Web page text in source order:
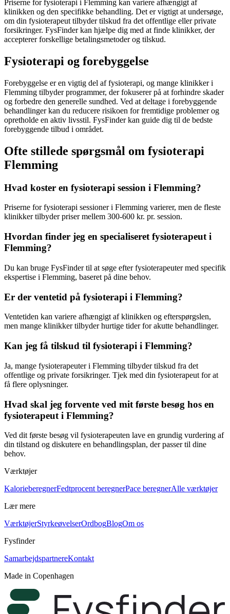
Priserne forfysioterapi i Flemming kan variere afhængigt af
klinikken og den specifikke behandling. Det er vigtigt at undersøge,
om din fysioterapeut tilbyder tilskud fra det offentlige eller private
forsikringer. FysFinder kan hjælpe dig med at finde klinikker, der
accepterer forskellige betalingsmetoder og tilskud.
Fysioterapi og forebyggelse
Forebyggelse er en vigtig del affysioterapi, og mange klinikker i
Flemming tilbyder programmer, der fokuserer på at forhindre skader
og forbedre den generelle sundhed. Ved at deltage i forebyggende
behandlinger kan du reducere risikoen for fremtidige problemer og
opretholde en aktiv livsstil. FysFinder kan guide dig til de bedste
forebyggende tilbud i området.
Ofte stillede spørgsmål om fysioterapi
Flemming
Hvad koster en fysioterapi session i Flemming?
Priserne forfysioterapi sessioner i Flemming varierer, men de fleste
klinikker tilbyder priser mellem 300-600 kr. pr. session.
Hvordan finder jeg en specialiseret fysioterapeut i
Flemming?
Du kan bruge FysFinder til at søge efter fysioterapeuter med specifik
ekspertise i Flemming, baseret på dine behov.
Er der ventetid på fysioterapi i Flemming?
Ventetiden kan variere afhængigt af klinikken og efterspørgslen,
men mange klinikker tilbyder hurtige tider for akutte behandlinger.
Kan jeg få tilskud til fysioterapi i Flemming?
Ja, mange fysioterapeuter i Flemming tilbyder tilskud fra det
offentlige og private forsikringer. Tjek med din fysioterapeut for at
få flere oplysninger.
Hvad skal jeg forvente ved mit første besøg hos en
fysioterapeut i Flemming?
Ved dit første besøg vil fysioterapeuten lave en grundig vurdering af
din tilstand og diskutere en behandlingsplan, der passer til dine
behov.
Værktøjer
KalorieberegnerFedtprocent beregnerPace beregnerAlle værktøjer
Lær mere
VærktøjerStyrkeøvelserOrdbogBlogOm os
Fysfinder
SamarbejdspartnereKontakt
Made in Copenhagen